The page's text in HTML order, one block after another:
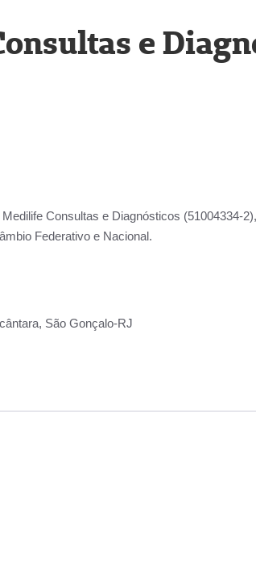
e
Medilife Consultas e Diagnósticos (51004334-
Federativo e Nacional.
São Gonçalo-RJ